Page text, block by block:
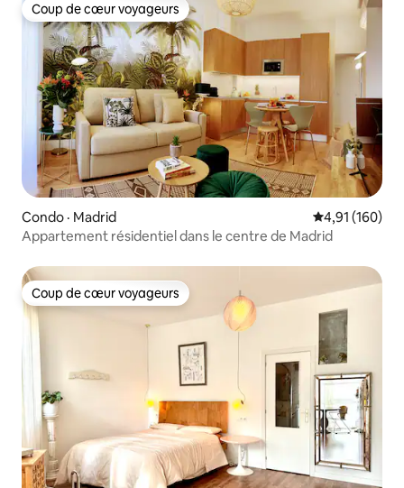
Coup de cœur voyageurs
Coup de cœur voyageurs
Condo · Madrid Note
4,91 (160)
Appartement résidentiel dans le centre de Madrid
Coup de cœur voyageurs
Coup de cœur voyageurs